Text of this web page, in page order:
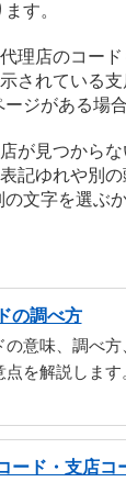
す。
理店のコー
されている
ージがある場
が見つから
記ゆれや別
の文字を選ぶ
の調べ方
の意味、調べ
を解説します
ード・支店コ